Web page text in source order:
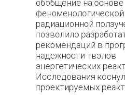
обобщение на основе
радиационной
позволило
рекомендаций в
надежности твэлов
энергетических
Исследования
проектируемых